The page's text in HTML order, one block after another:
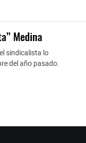
Medina
sindicalista lo
del año pasado.